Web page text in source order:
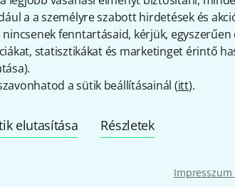
a a személyre szabott hirdetések és
fenntartásaid, kérjük, egyszerűen
statisztikákat és marketinget érintő
).
a sütik beállításainál (itt).
elutasítása Részletek
Impresszum
Súgó & Visszajelzések